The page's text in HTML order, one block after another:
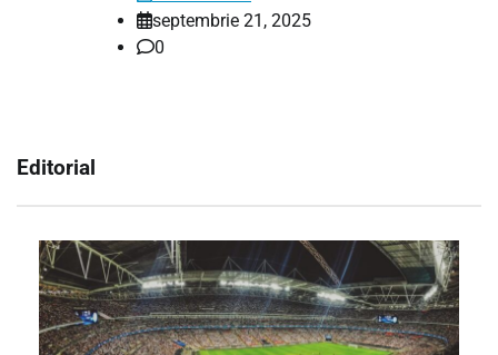
septembrie 21, 2025
0
Editorial